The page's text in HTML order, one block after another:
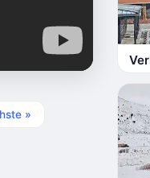
»